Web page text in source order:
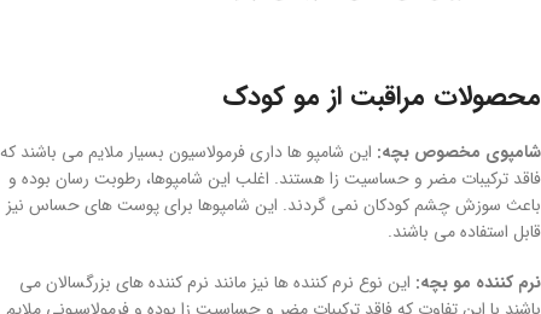
محصولات مراقبت از مو کودک
شامپوی مخصوص بچه: این شامپو ها داری فرمولاسیون بسیار ملایم می باشند که
فاقد ترکیبات مضر و حساسیت زا هستند. اغلب این شامپوها، رطوبت رسان بوده و
باعث سوزش چشم کودکان نمی گردند. این شامپوها برای پوست های حساس نیز
قابل استفاده می باشند.
نرم کننده مو بچه: این نوع نرم کننده ها نیز مانند نرم کننده های بزرگسالان می